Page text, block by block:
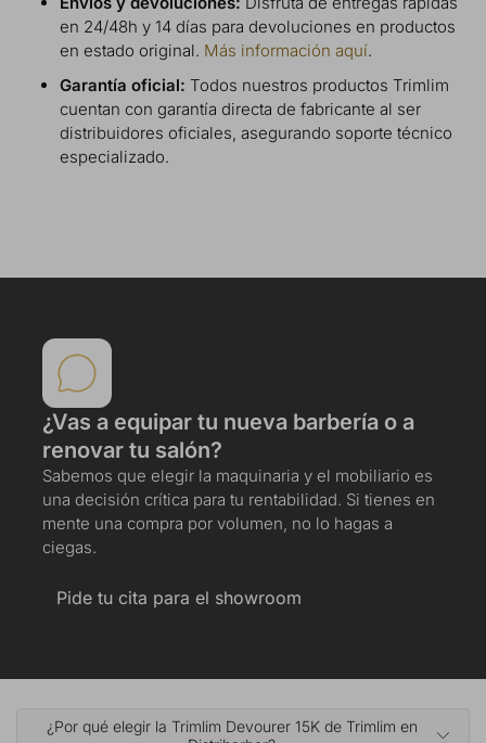
en 24/48h y 14 días para devoluciones en productos
en estado original. Más información aquí.
Garantía oficial: Todos nuestros productos Trimlim
cuentan con garantía directa de fabricante al ser
distribuidores oficiales, asegurando soporte técnico
especializado.
¿Vas a equipar tu nueva barbería o a
renovar tu salón?
Sabemos que elegir la maquinaria y el mobiliario es
una decisión crítica para tu rentabilidad. Si tienes en
mente una compra por volumen, no lo hagas a
ciegas.
Pide tu cita para el showroom
¿Por qué elegir la Trimlim Devourer 15K de Trimlim en